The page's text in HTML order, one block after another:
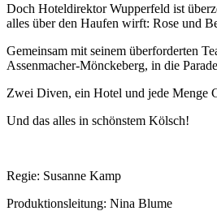
Doch Hoteldirektor Wupperfeld ist
alles über den Haufen wirft: Rose und
Gemeinsam mit seinem überforderten
Assenmacher-Mönckeberg, in die
Zwei Diven, ein Hotel und jede Menge
Und das alles in schönstem Kölsch!
Regie: Susanne Kamp
Produktionsleitung: Nina Blume